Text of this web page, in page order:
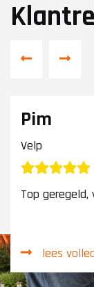
Pim
Velp
Top
lees